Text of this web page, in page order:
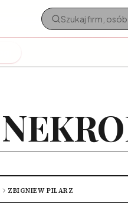
ZBIGNIEW PILARZ